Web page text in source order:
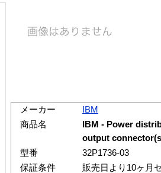
メーカー
IBM
商品名
IBM - Power
output
型番
32P1736-03
保証条件
販売日より10ヶ月